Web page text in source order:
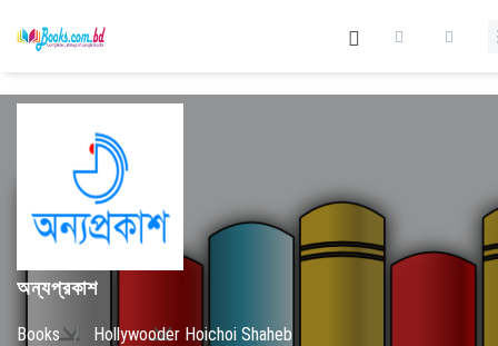
অন্যপ্রকাশ
Books / Hollywooder Hoichoi Shaheb